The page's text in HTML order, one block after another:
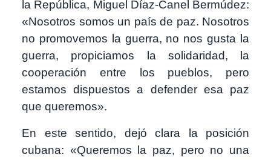
la República, Miguel Díaz-Canel Bermúdez:
«Nosotros somos un país de paz. Nosotros
no promovemos la guerra, no nos gusta la
guerra, propiciamos la solidaridad, la
cooperación entre los pueblos, pero
estamos dispuestos a defender esa paz
que queremos».
En este sentido, dejó clara la posición
cubana: «Queremos la paz, pero no una